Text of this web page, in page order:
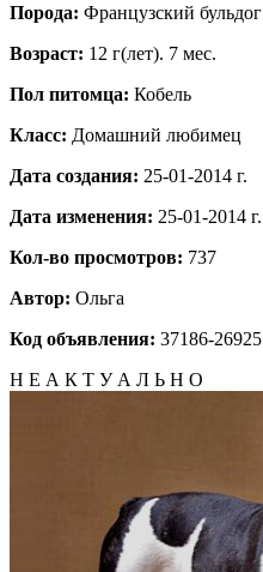
Порода: Французский бульдог
Возраст: 12 г(лет). 7 мес.
Пол питомца: Кобель
Класс: Домашний любимец
Дата создания: 25-01-2014 г.
Дата изменения: 25-01-2014 г.
Кол-во просмотров: 737
Автор: Ольга
Код объявления: 37186-26925
Н Е А К Т У А Л Ь Н О